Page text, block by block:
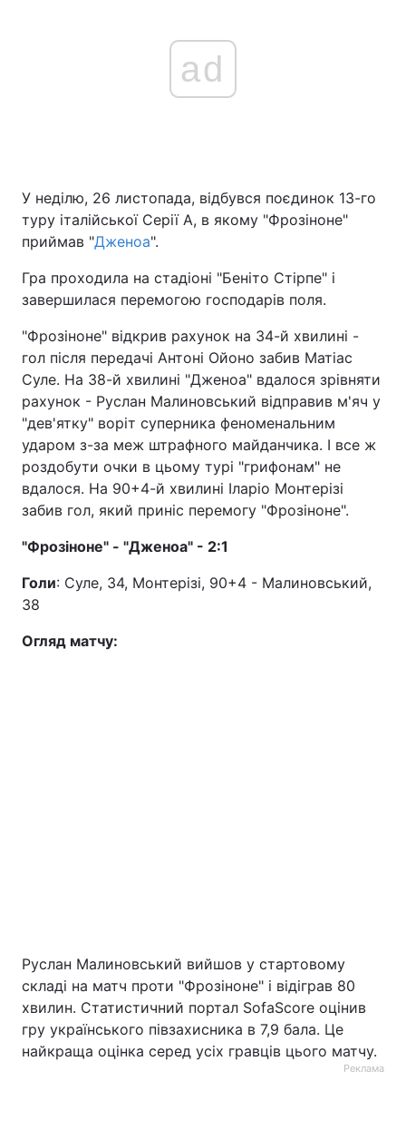
ad
У неділю, 26 листопада, відбувся поєдинок 13-го
туру італійської Серії А, в якому "Фрозіноне"
приймав "Дженоа".
Гра проходила на стадіоні "Беніто Стірпе" і
завершилася перемогою господарів поля.
"Фрозіноне" відкрив рахунок на 34-й хвилині -
гол після передачі Антоні Ойоно забив Матіас
Суле. На 38-й хвилині "Дженоа" вдалося зрівняти
рахунок - Руслан Малиновський відправив м'яч у
"дев'ятку" воріт суперника феноменальним
ударом з-за меж штрафного майданчика. І все ж
роздобути очки в цьому турі "грифонам" не
вдалося. На 90+4-й хвилині Іларіо Монтерізі
забив гол, який приніс перемогу "Фрозіноне".
"Фрозіноне" - "Дженоа" - 2:1
Голи: Суле, 34, Монтерізі, 90+4 - Малиновський,
38
Огляд матчу:
Руслан Малиновський вийшов у стартовому
складі на матч проти "Фрозіноне" і відіграв 80
хвилин. Статистичний портал SofaScore оцінив
гру українського півзахисника в 7,9 бала. Це
найкраща оцінка серед усіх гравців цього матчу.
Реклама